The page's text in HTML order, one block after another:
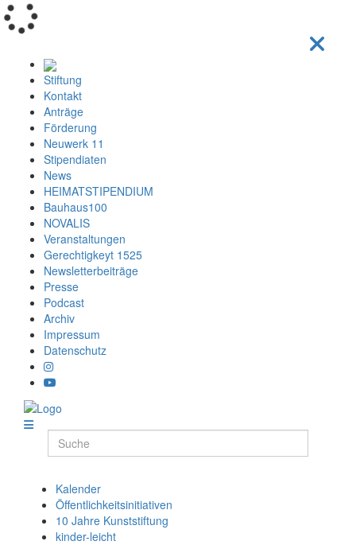
Stiftung
Kontakt
Anträge
Förderung
Neuwerk 11
Stipendiaten
News
HEIMATSTIPENDIUM
Bauhaus100
NOVALIS
Veranstaltungen
Gerechtigkeyt 1525
Newsletterbeiträge
Presse
Podcast
Archiv
Impressum
Datenschutz
Kalender
Öffentlichkeitsinitiativen
10 Jahre Kunststiftung
kinder-leicht